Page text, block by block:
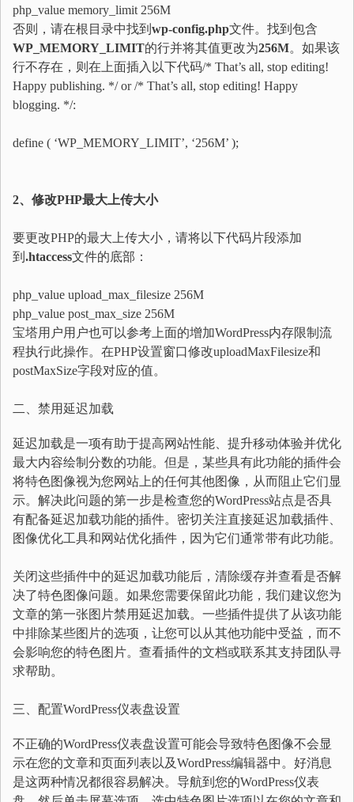
php_value memory_limit 256M
否则，请在根目录中找到 wp-config.php文件。找到包含
WP_MEMORY_LIMIT的行并将其值更改为256M。如果该
行不存在，则在上面插入以下代码/* That’s all, stop editing!
Happy publishing. */ or /* That’s all, stop editing! Happy
blogging. */:
define ( ‘WP_MEMORY_LIMIT’, ‘256M’ );
2、修改PHP最大上传大小
要更改PHP的最大上传大小，请将以下代码片段添加
到 .htaccess文件的底部：
php_value upload_max_filesize 256M
php_value post_max_size 256M
宝塔用户用户也可以参考上面的增加WordPress内存限制流
程执行此操作。在PHP设置窗口修改uploadMaxFilesize和
postMaxSize字段对应的值。
二、禁用延迟加载
延迟加载是一项有助于提高网站性能、提升移动体验并优化
最大内容绘制分数的功能。但是，某些具有此功能的插件会
将特色图像视为您网站上的任何其他图像，从而阻止它们显
示。解决此问题的第一步是检查您的WordPress站点是否具
有配备延迟加载功能的插件。密切关注直接延迟加载插件、
图像优化工具和网站优化插件，因为它们通常带有此功能。
关闭这些插件中的延迟加载功能后，清除缓存并查看是否解
决了特色图像问题。如果您需要保留此功能，我们建议您为
文章的第一张图片禁用延迟加载。一些插件提供了从该功能
中排除某些图片的选项，让您可以从其他功能中受益，而不
会影响您的特色图片。查看插件的文档或联系其支持团队寻
求帮助。
三、配置WordPress仪表盘设置
不正确的WordPress仪表盘设置可能会导致特色图像不会显
示在您的文章和页面列表以及WordPress编辑器中。好消息
是这两种情况都很容易解决。导航到您的WordPress仪表